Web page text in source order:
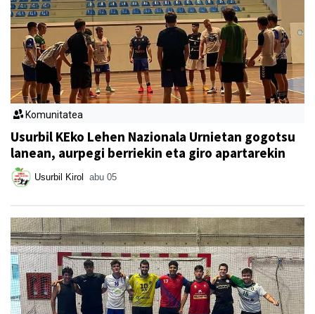
Komunitatea
Usurbil KEko Lehen Nazionala Urnietan gogotsu
lanean, aurpegi berriekin eta giro apartarekin
Usurbil Kirol abu 05